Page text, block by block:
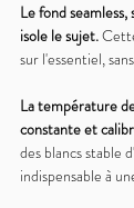
Le fond
isole le sujet.
sur l'essentiel,
La température
constante et
des blancs stable
indispensable à